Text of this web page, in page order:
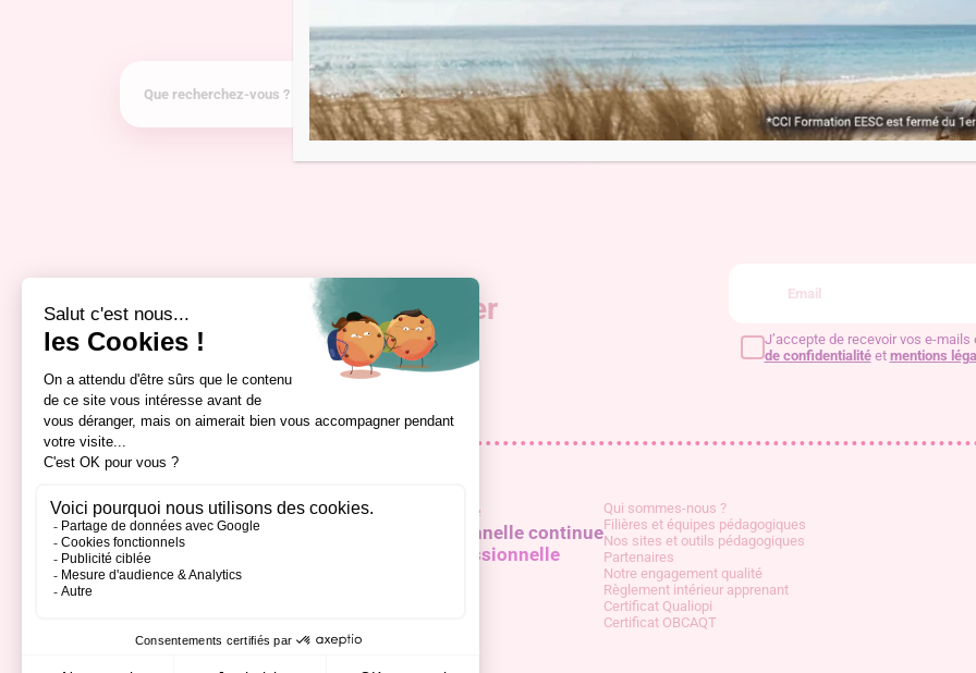
Inscription à la newsletter
CCI Formation EESC
J’accepte de recevoir vos e-
de confidentialitéet mentions
Accueil
Le restaurant
Le blog
Contact
Formation alternance
Formation professionnelle continue
Mon évolution professionnelle
Qui sommes-nous ?
Filières et équipes pédagogiques
Nos sites et outils pédagogiques
Partenaires
Notre engagement qualité
Règlement intérieur apprenant
Certificat Qualiopi
Certificat OBCAQT